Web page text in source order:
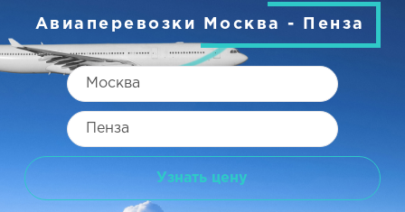
Авиаперевозки Москва - Пенза
Узнать цену